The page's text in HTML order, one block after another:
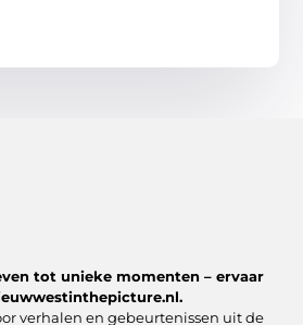
tot unieke momenten – ervaar
verhalen en gebeurtenissen uit de